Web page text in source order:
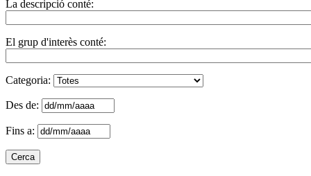
La descripció conté:
El grup d'interès conté:
Categoria:
Des de:
Fins a: